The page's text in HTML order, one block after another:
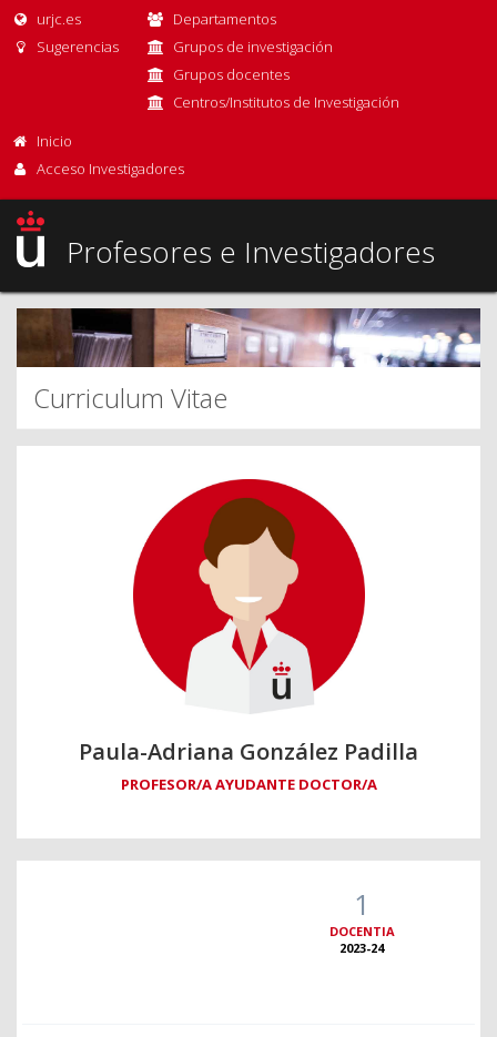
urjc.es
Sugerencias
Departamentos
Grupos de investigación
Grupos docentes
Centros/Institutos de Investigación
Inicio
Acceso Investigadores
Profesores e Investigadores
Curriculum Vitae
Paula-Adriana González Padilla
PROFESOR/A AYUDANTE DOCTOR/A
1
DOCENTIA
2023-24